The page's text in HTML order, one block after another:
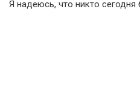
Я надеюсь, что никто сегодня